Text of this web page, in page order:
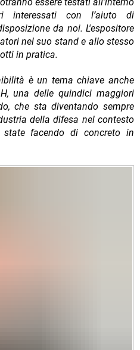
interessati con l’aiuto di
da noi. L'espositore
nel suo stand e allo stesso
in pratica.
è un tema chiave anche
una delle quindici maggiori
che sta diventando sempre
della difesa nel contesto
facendo di concreto in